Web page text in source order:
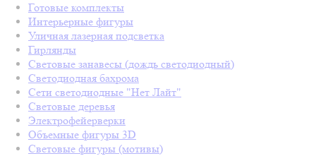
Готовые комплекты
Интерьерные фигуры
Уличная лазерная подсветка
Гирлянды
Световые занавесы (дождь светодиодный)
Светодиодная бахрома
Сети светодиодные "Нет Лайт"
Световые деревья
Электрофейерверки
Объемные фигуры 3D
Световые фигуры (мотивы)